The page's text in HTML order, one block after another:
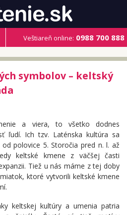
Veštiareň online: 0988 700 888
symbolov – keltský
a viera, to všetko dodnes
ľudí. Ich tzv. Laténska kultúra sa
polovice 5. Storočia pred n. l. až
keltské kmene z väčšej časti
Tiež u nás máme z tej doby
ktoré vytvorili keltské kmene
keltskej kultúry a umenia patria